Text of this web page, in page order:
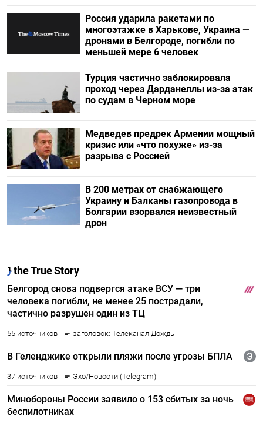
Россия ударила ракетами по
многоэтажке в Харькове, Украина —
дронами в Белгороде, погибли по
меньшей мере 6 человек
Турция частично заблокировала
проход через Дарданеллы из-за атак
по судам в Черном море
Медведев предрек Армении мощный
кризис или «что похуже» из-за
разрыва с Россией
В 200 метрах от снабжающего
Украину и Балканы газопровода в
Болгарии взорвался неизвестный
дрон